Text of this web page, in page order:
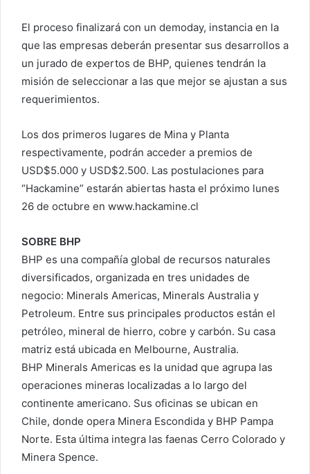
El proceso finalizará con un demoday, instancia en la
que las empresas deberán presentar sus desarrollos a
un jurado de expertos de BHP, quienes tendrán la
misión de seleccionar a las que mejor se ajustan a sus
requerimientos.
Los dos primeros lugares de Mina y Planta
respectivamente, podrán acceder a premios de
USD$5.000 y USD$2.500. Las postulaciones para
“Hackamine” estarán abiertas hasta el próximo lunes
26 de octubre en www.hackamine.cl
SOBRE BHP
BHP es una compañía global de recursos naturales
diversificados, organizada en tres unidades de
negocio: Minerals Americas, Minerals Australia y
Petroleum. Entre sus principales productos están el
petróleo, mineral de hierro, cobre y carbón. Su casa
matriz está ubicada en Melbourne, Australia.
BHP Minerals Americas es la unidad que agrupa las
operaciones mineras localizadas a lo largo del
continente americano. Sus oficinas se ubican en
Chile, donde opera Minera Escondida y BHP Pampa
Norte. Esta última integra las faenas Cerro Colorado y
Minera Spence.